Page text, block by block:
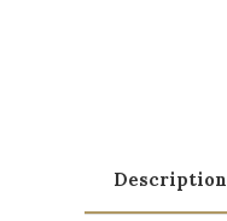
Description